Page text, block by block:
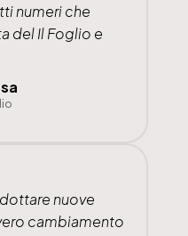
numeri che
del Il Foglio e
nuove
cambiamento